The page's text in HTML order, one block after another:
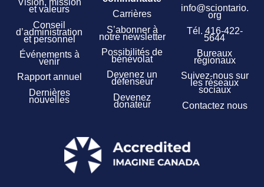
Vision, mission
et valeurs
Conseil
d’administration
et personnel
Événements à
venir
Rapport annuel
Dernières
nouvelles
Carrières
S’abonner à
notre newsletter
Possibilités de
bénévolat
Devenez un
défenseur
Devenez
donateur
info@sciontario.
org
Tél. 416-422-
5644
Bureaux
régionaux
Suivez-nous sur
les réseaux
sociaux
Contactez nous